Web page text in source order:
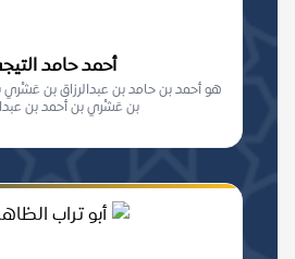
أحمد حامد
هو أحمد بن حامد بن عبدالرزاق بن عَشْري
بن عَشْري بن أحمد بن